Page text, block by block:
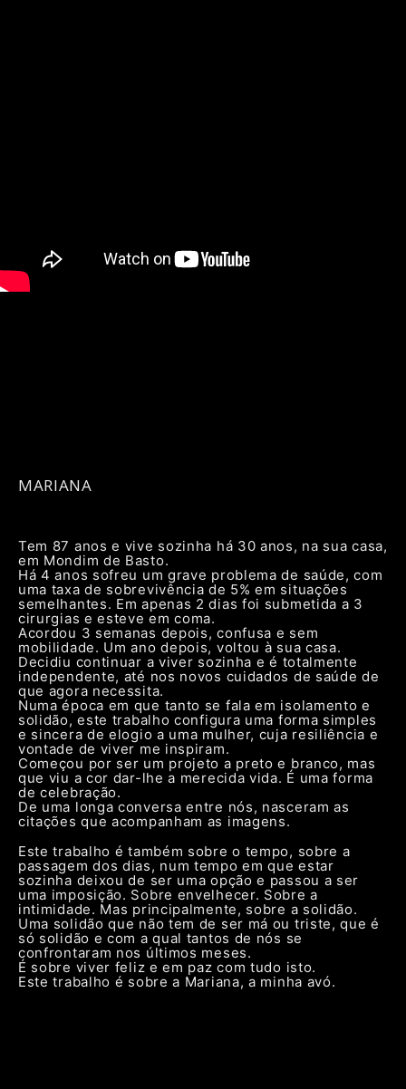
MARIANA
Tem 87 anos e vive sozinha há 30 anos, na sua casa,
em Mondim de Basto.
Há 4 anos sofreu um grave problema de saúde, com
uma taxa de sobrevivência de 5% em situações
semelhantes. Em apenas 2 dias foi submetida a 3
cirurgias e esteve em coma.
Acordou 3 semanas depois, confusa e sem
mobilidade. Um ano depois, voltou à sua casa.
Decidiu continuar a viver sozinha e é totalmente
independente, até nos novos cuidados de saúde de
que agora necessita.
Numa época em que tanto se fala em isolamento e
solidão, este trabalho configura uma forma simples
e sincera de elogio a uma mulher, cuja resiliência e
vontade de viver me inspiram.
Começou por ser um projeto a preto e branco, mas
que viu a cor dar-lhe a merecida vida. É uma forma
de celebração.
De uma longa conversa entre nós, nasceram as
citações que acompanham as imagens.
Este trabalho é também sobre o tempo, sobre a
passagem dos dias, num tempo em que estar
sozinha deixou de ser uma opção e passou a ser
uma imposição. Sobre envelhecer. Sobre a
intimidade. Mas principalmente, sobre a solidão.
Uma solidão que não tem de ser má ou triste, que é
só solidão e com a qual tantos de nós se
confrontaram nos últimos meses.
É sobre viver feliz e em paz com tudo isto.
Este trabalho é sobre a Mariana, a minha avó.